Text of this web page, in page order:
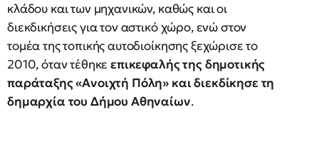
κλάδου και των μηχανικών, καθώς και οι
διεκδικήσεις για τον αστικό χώρο, ενώ στον
τομέα της τοπικής αυτοδιοίκησης ξεχώρισε το
2010, όταν τέθηκεεπικεφαλής της δημοτικής
παράταξης «Ανοιχτή Πόλη» και διεκδίκησε τη
δημαρχία του Δήμου Αθηναίων.